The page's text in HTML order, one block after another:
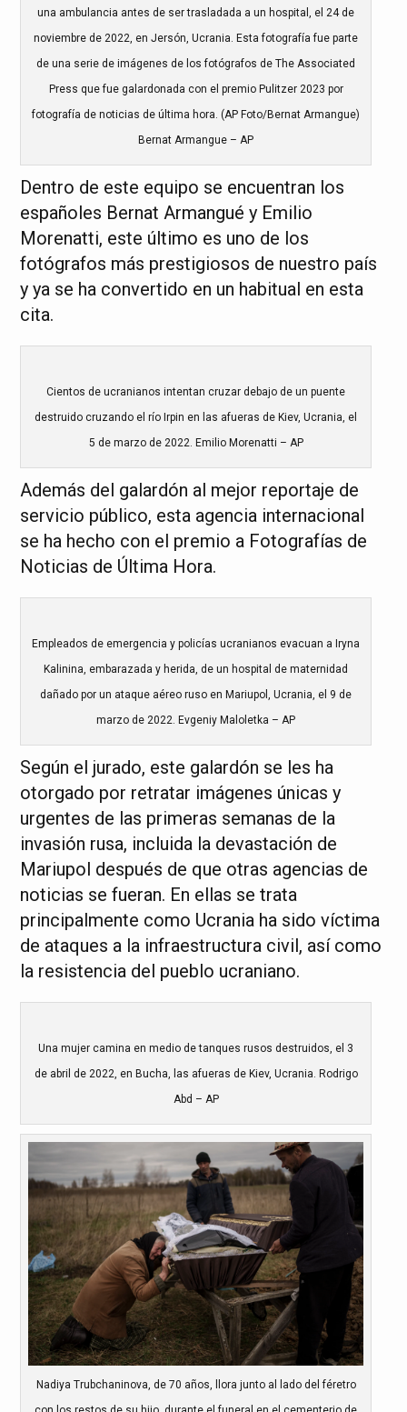
una ambulancia antes de ser trasladada a un hospital, el 24 de
noviembre de 2022, en Jersón, Ucrania. Esta fotografía fue parte
de una serie de imágenes de los fotógrafos de The Associated
Press que fue galardonada con el premio Pulitzer 2023 por
fotografía de noticias de última hora. (AP Foto/Bernat Armangue)
Bernat Armangue – AP
Dentro de este equipo se encuentran los
españoles Bernat Armangué y Emilio
Morenatti, este último es uno de los
fotógrafos más prestigiosos de nuestro país
y ya se ha convertido en un habitual en esta
cita.
Cientos de ucranianos intentan cruzar debajo de un puente
destruido cruzando el río Irpin en las afueras de Kiev, Ucrania, el
5 de marzo de 2022. Emilio Morenatti – AP
Además del galardón al mejor reportaje de
servicio público, esta agencia internacional
se ha hecho con el premio a Fotografías de
Noticias de Última Hora.
Empleados de emergencia y policías ucranianos evacuan a Iryna
Kalinina, embarazada y herida, de un hospital de maternidad
dañado por un ataque aéreo ruso en Mariupol, Ucrania, el 9 de
marzo de 2022. Evgeniy Maloletka – AP
Según el jurado, este galardón se les ha
otorgado por retratar imágenes únicas y
urgentes de las primeras semanas de la
invasión rusa, incluida la devastación de
Mariupol después de que otras agencias de
noticias se fueran. En ellas se trata
principalmente como Ucrania ha sido víctima
de ataques a la infraestructura civil, así como
la resistencia del pueblo ucraniano.
Una mujer camina en medio de tanques rusos destruidos, el 3
de abril de 2022, en Bucha, las afueras de Kiev, Ucrania. Rodrigo
Abd – AP
Nadiya Trubchaninova, de 70 años, llora junto al lado del féretro